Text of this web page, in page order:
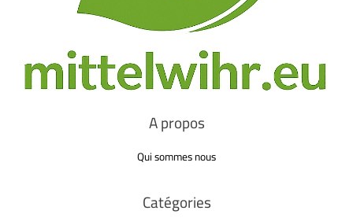
A propos
Qui sommes nous
Catégories